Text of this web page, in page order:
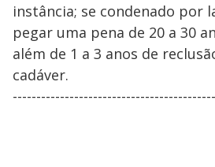
instância; se condenado por
pegar uma pena de 20 a 30
além de 1 a 3 anos de
cadáver.